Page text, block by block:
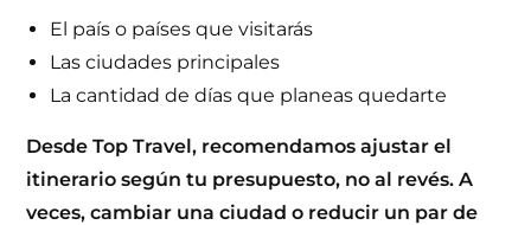
El país o países que visitarás
Las ciudades principales
La cantidad de días que planeas quedarte
DesdeTop Travel, recomendamos ajustar el
itinerario según tu presupuesto, no al revés. A
veces, cambiar una ciudad o reducir un par de